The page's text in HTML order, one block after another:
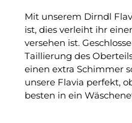
Mit unserem Dirndl
ist, dies verleiht ihr
versehen ist.
Taillierung des
einen extra Schimmer
unsere Flavia perfekt,
besten in ein